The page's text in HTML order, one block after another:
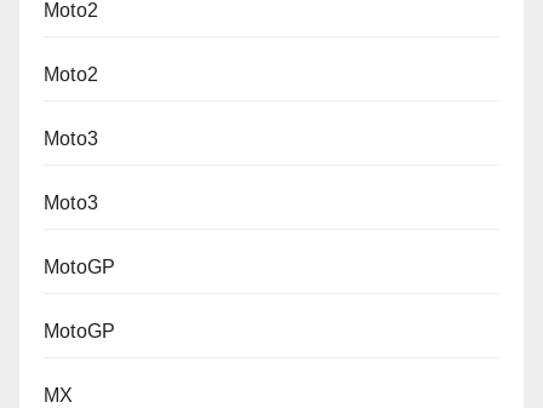
Moto2
Moto2
Moto3
Moto3
MotoGP
MotoGP
MX